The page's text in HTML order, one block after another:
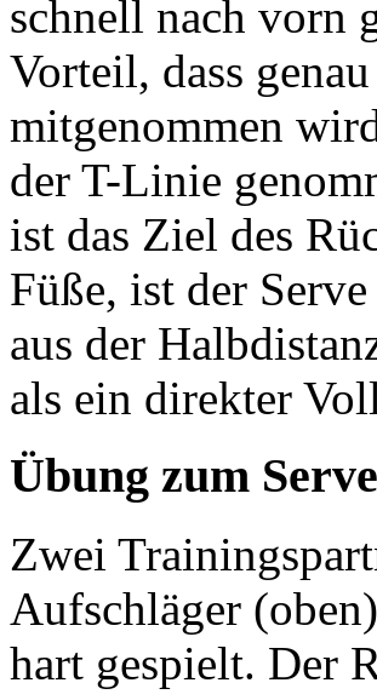
schnell nach vorn
Vorteil, dass
mitgenommen
der T-Linie
ist das Ziel des
Füße, ist der
aus der
als ein direkter
Übung zum
Zwei
Aufschläger
hart gespielt. Der